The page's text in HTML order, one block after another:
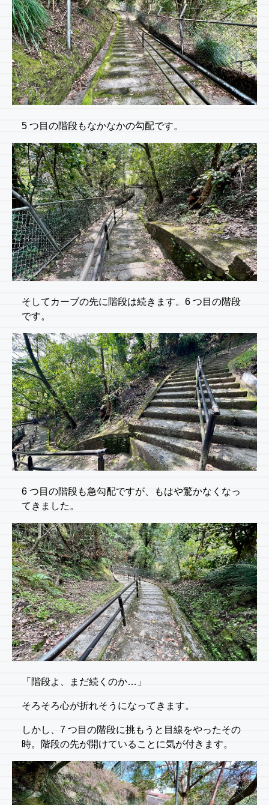
5 つ目の階段もなかなかの勾配です。
そしてカーブの先に階段は続きます。6 つ目の階段
です。
6 つ目の階段も急勾配ですが、もはや驚かなくなっ
てきました。
「階段よ、まだ続くのか…」
そろそろ心が折れそうになってきます。
しかし、7 つ目の階段に挑もうと目線をやったその
時。階段の先が開けていることに気が付きます。